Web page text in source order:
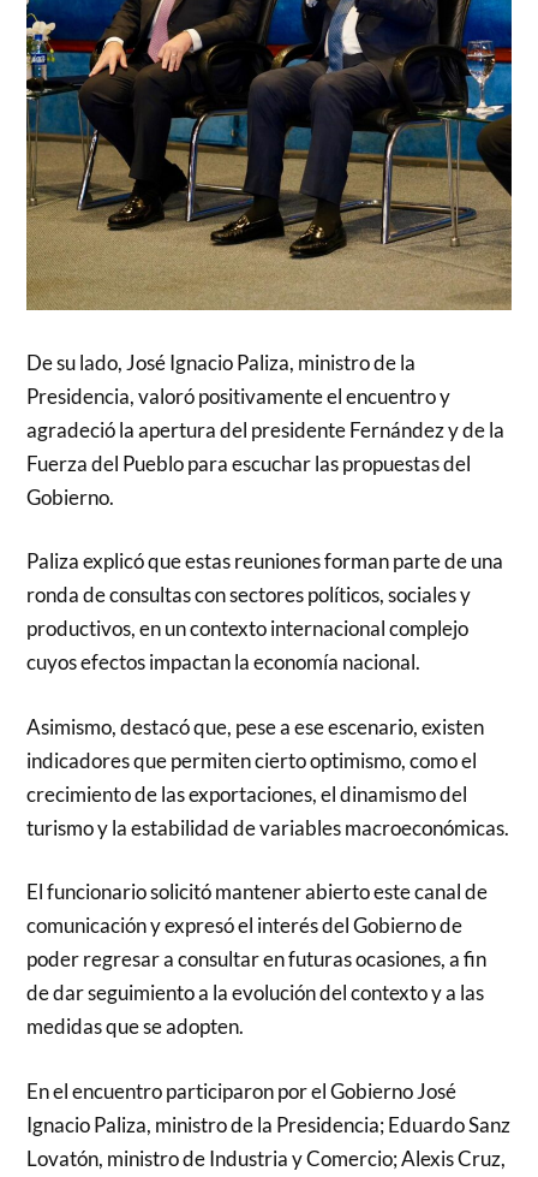
De su lado, José Ignacio Paliza, ministro de la
Presidencia, valoró positivamente el encuentro y
agradeció la apertura del presidente Fernández y de la
Fuerza del Pueblo para escuchar las propuestas del
Gobierno.
Paliza explicó que estas reuniones forman parte de una
ronda de consultas con sectores políticos, sociales y
productivos, en un contexto internacional complejo
cuyos efectos impactan la economía nacional.
Asimismo, destacó que, pese a ese escenario, existen
indicadores que permiten cierto optimismo, como el
crecimiento de las exportaciones, el dinamismo del
turismo y la estabilidad de variables macroeconómicas.
El funcionario solicitó mantener abierto este canal de
comunicación y expresó el interés del Gobierno de
poder regresar a consultar en futuras ocasiones, a fin
de dar seguimiento a la evolución del contexto y a las
medidas que se adopten.
En el encuentro participaron por el Gobierno José
Ignacio Paliza, ministro de la Presidencia; Eduardo Sanz
Lovatón, ministro de Industria y Comercio; Alexis Cruz,